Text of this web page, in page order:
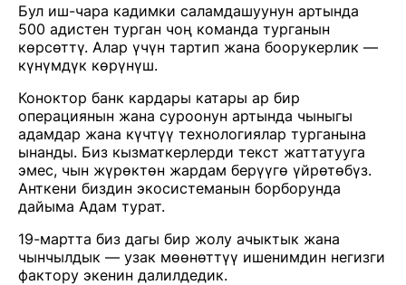
Бул иш-чара кадимки саламдашуунун артында
500 адистен турган чоң команда турганын
көрсөттү. Алар үчүн тартип жана боорукерлик —
күнүмдүк көрүнүш.
Коноктор банк кардары катары ар бир
операциянын жана суроонун артында чыныгы
адамдар жана күчтүү технологиялар турганына
ынанды. Биз кызматкерлерди текст жаттатууга
эмес, чын жүрөктөн жардам берүүгө үйрөтөбүз.
Анткени биздин экосистеманын борборунда
дайыма Адам турат.
19-мартта биз дагы бир жолу ачыктык жана
чынчылдык — узак мөөнөттүү ишенимдин негизги
фактору экенин далилдедик.